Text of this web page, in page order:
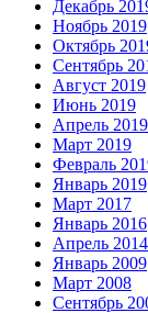
Декабрь
Ноябрь 2019
Октябрь
Сентябрь
Август 2019
Июнь 2019
Апрель 2019
Март 2019
Февраль
Январь 2019
Март 2017
Январь 2016
Апрель 2014
Январь 2009
Март 2008
Сентябрь